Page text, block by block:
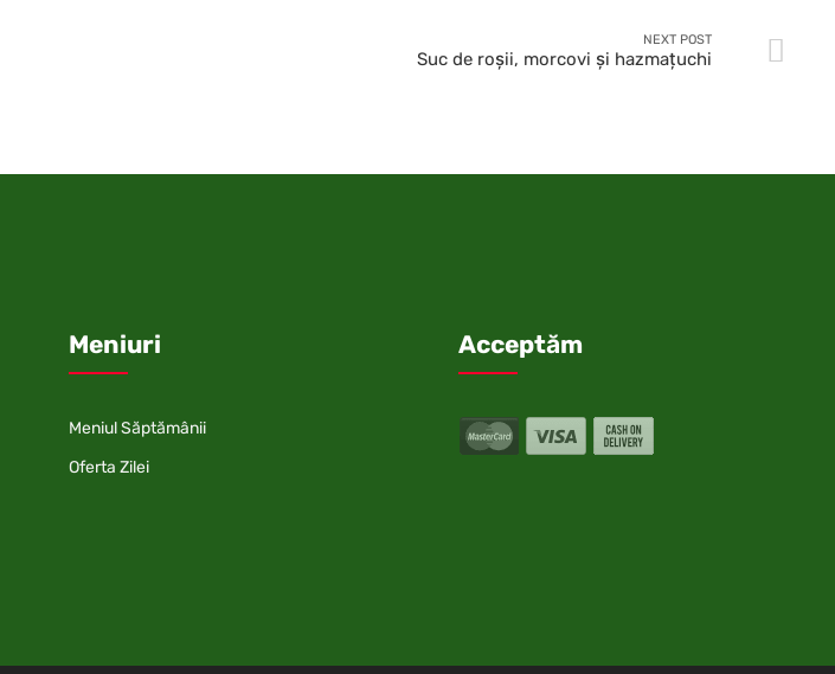
NEXT POST
Suc de roşii, morcovi şi hazmaţuchi
Meniuri
Meniul Săptămânii
Oferta Zilei
Acceptăm